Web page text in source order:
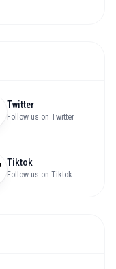
Twitter
Follow us on Twitter
Tiktok
Follow us on Tiktok